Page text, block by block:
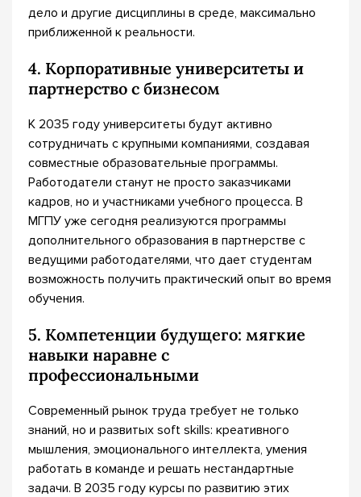
дело и другие дисциплины в среде, максимально
приближенной к реальности.
4. Корпоративные университеты и
партнерство с бизнесом
К 2035 году университеты будут активно
сотрудничать с крупными компаниями, создавая
совместные образовательные программы.
Работодатели станут не просто заказчиками
кадров, но и участниками учебного процесса. В
МГПУ уже сегодня реализуются программы
дополнительного образования в партнерстве с
ведущими работодателями, что дает студентам
возможность получить практический опыт во время
обучения.
5. Компетенции будущего: мягкие
навыки наравне с
профессиональными
Современный рынок труда требует не только
знаний, но и развитых soft skills: креативного
мышления, эмоционального интеллекта, умения
работать в команде и решать нестандартные
задачи. В 2035 году курсы по развитию этих